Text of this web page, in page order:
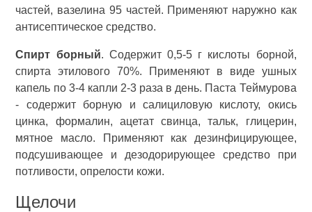
частей, вазелина 95 частей. Применяют наружно как
антисептическое средство.
Спирт борный. Содержит 0,5-5 г кислоты борной,
спирта этилового 70%. Применяют в виде ушных
капель по 3-4 капли 2-3 раза в день. Паста Теймурова
- содержит борную и салициловую кислоту, окись
цинка, формалин, ацетат свинца, тальк, глицерин,
мятное масло. Применяют как дезинфицирующее,
подсушивающее и дезодорирующее средство при
потливости, опрелости кожи.
Щелочи